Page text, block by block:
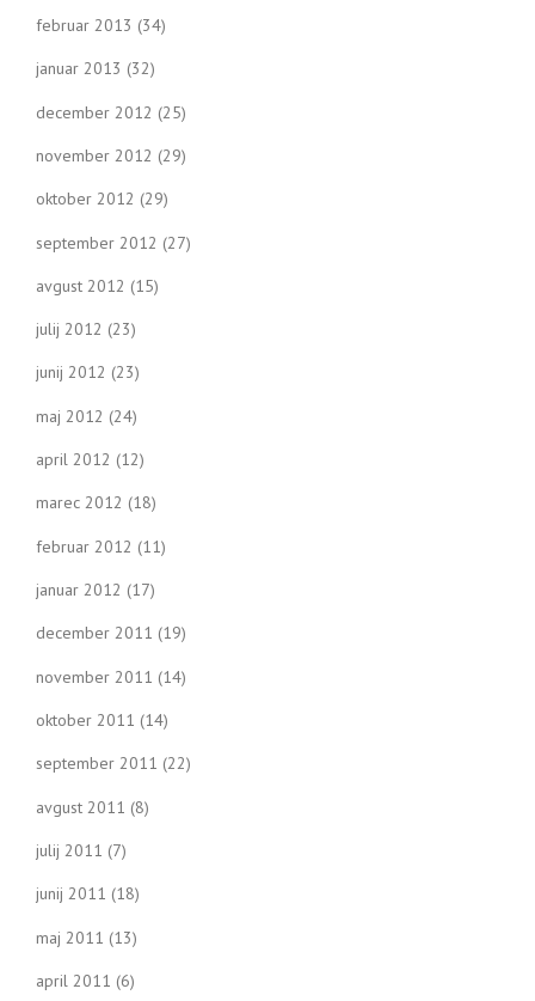
februar 2013 (34)
januar 2013 (32)
december 2012 (25)
november 2012 (29)
oktober 2012 (29)
september 2012 (27)
avgust 2012 (15)
julij 2012 (23)
junij 2012 (23)
maj 2012 (24)
april 2012 (12)
marec 2012 (18)
februar 2012 (11)
januar 2012 (17)
december 2011 (19)
november 2011 (14)
oktober 2011 (14)
september 2011 (22)
avgust 2011 (8)
julij 2011 (7)
junij 2011 (18)
maj 2011 (13)
april 2011 (6)